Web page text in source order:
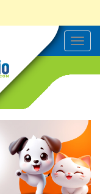
T
o
v
g
t
i
o
n